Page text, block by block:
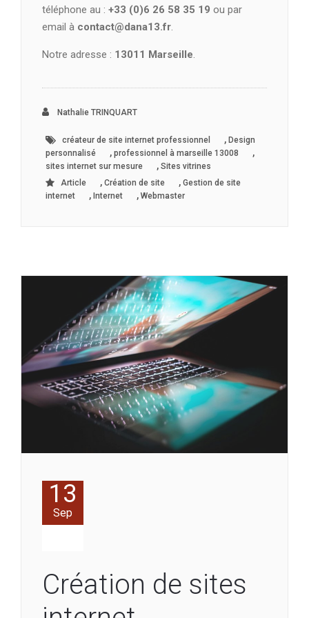
téléphone au : +33 (0)6 26 58 35 19 ou par
email à contact@dana13.fr
Notre adresse : 13011 Marseille
Nathalie TRINQUART
créateur de site internet professionnel , Design
personnalisé
, professionnel à marseille 13008 ,
sites internet sur mesure , Sites vitrines
Article
, Création de site , Gestion de site
internet
, Internet , Webmaster
13
Sep
Création de sites